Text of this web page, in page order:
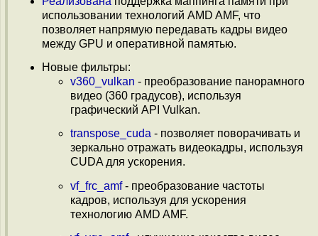
использовании технологий AMD AMF, что
позволяет напрямую передавать кадры видео
между GPU и оперативной памятью.
Новые фильтры:
v360_vulkan - преобразование панорамного
видео (360 градусов), используя
графический API Vulkan.
transpose_cuda - позволяет поворачивать и
зеркально отражать видеокадры, используя
CUDA для ускорения.
vf_frc_amf- преобразование частоты
кадров, используя для ускорения
технологию AMD AMF.